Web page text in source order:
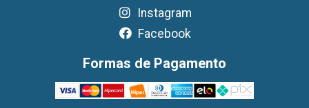
Instagram
Facebook
Formas de Pagamento